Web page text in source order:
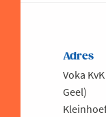
Adres
Voka
Geel)